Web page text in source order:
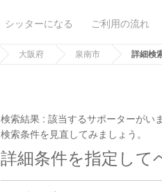
シッターになる ご利用の流れ
大阪府 泉南市 詳細検
検索結果 :該当するサポーターがい
検索条件を見直してみましょう。
詳細条件を指定して